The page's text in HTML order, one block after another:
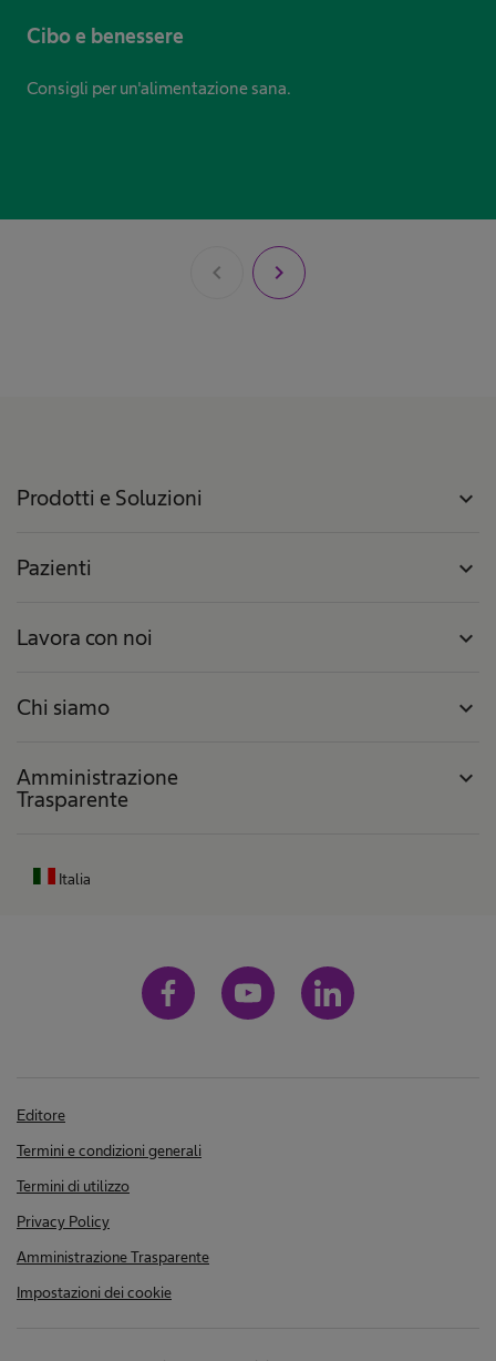
Cibo e benessere
Consigli per un'alimentazione sana.
chevron_left chevron_right
Prodotti e Soluzioni expand_more
Pazienti expand_more
Lavora con noi expand_more
Chi siamo expand_more
Amministrazione
Trasparente
expand_more
Italia
Editore
Termini e condizioni generali
Termini di utilizzo
Privacy Policy
Amministrazione Trasparente
Impostazioni dei cookie